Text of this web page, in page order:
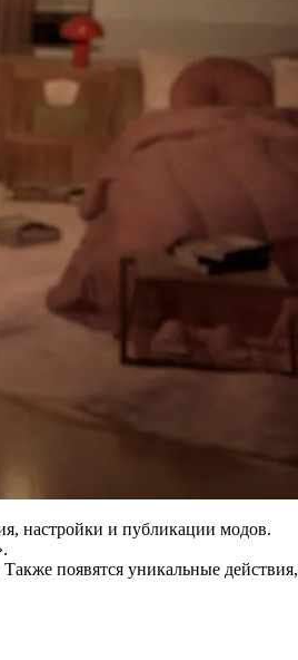
настройки и публикации модов.
появятся уникальные действия,